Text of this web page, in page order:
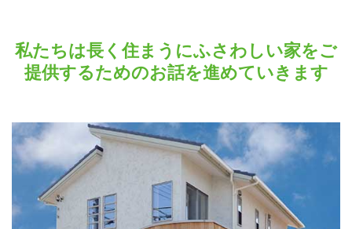
私たちは長く住まうにふさわしい家をご
提供するためのお話を進めていきます